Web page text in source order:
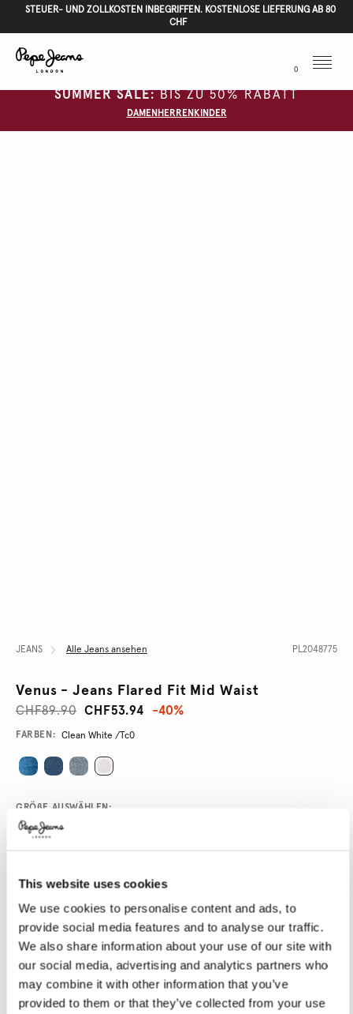
This website uses cookies
We use cookies to personalise content and ads, to
provide social media features and to analyse our traffic.
We also share information about your use of our site with
our social media, advertising and analytics partners who
may combine it with other information that you’ve
provided to them or that they’ve collected from your use
STEUER- UND ZOLLKOSTEN INBEGRIFFEN. KOSTENLOSE LIEFERUNG AB 80
CHF
0
Menu
SUMMER SALE:BIS ZU 50% RABATT
DAMEN HERREN KINDER
JEANS Alle Jeans ansehen PL2048775
Venus - Jeans Flared Fit Mid Waist
CHF53.94
CHF89.90 -40%
Promotions
Variations
FARBEN: Clean White /tc0
GRÖßE AUSWÄHLEN:
24
LÄNGE AUSWÄHLEN:
30 32
Model trägt: 27 Größe des Models: 1.76 m